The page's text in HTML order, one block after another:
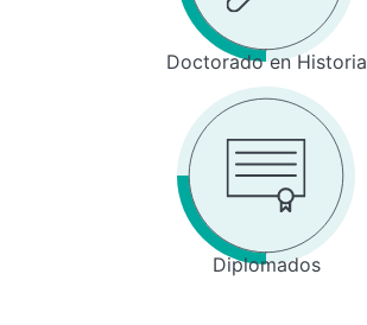
Doctorado en Historia
Diplomados